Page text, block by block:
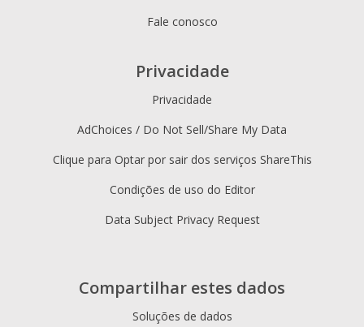
Compartilhar estes dados
Soluções de dados
Fale conosco
Privacidade
Privacidade
AdChoices / Do Not Sell/Share My Data
Clique para Optar por sair dos serviços ShareThis
Condições de uso do Editor
Data Subject Privacy Request